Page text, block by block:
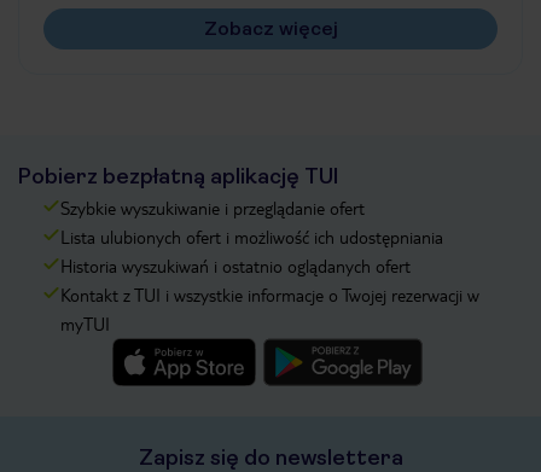
Zobacz więcej
Pobierz bezpłatną aplikację TUI
Szybkie wyszukiwanie i przeglądanie ofert
Lista ulubionych ofert i możliwość ich udostępniania
Historia wyszukiwań i ostatnio oglądanych ofert
Kontakt z TUI i wszystkie informacje o Twojej rezerwacji w
myTUI
Zapisz się do newslettera